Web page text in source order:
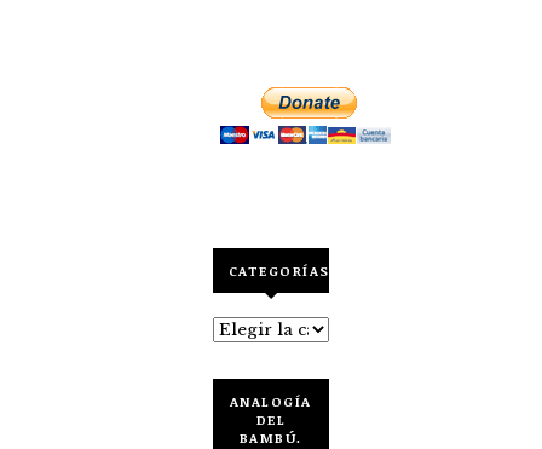
CATEGORÍAS
Categorías
ANALOGÍA
DEL
BAMBÚ.